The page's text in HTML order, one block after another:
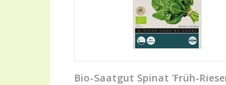
Bio-Saatgut Spinat 'Früh-